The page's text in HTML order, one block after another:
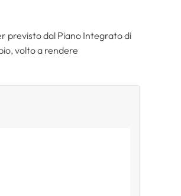
previsto dal Piano Integrato di
volto a rendere